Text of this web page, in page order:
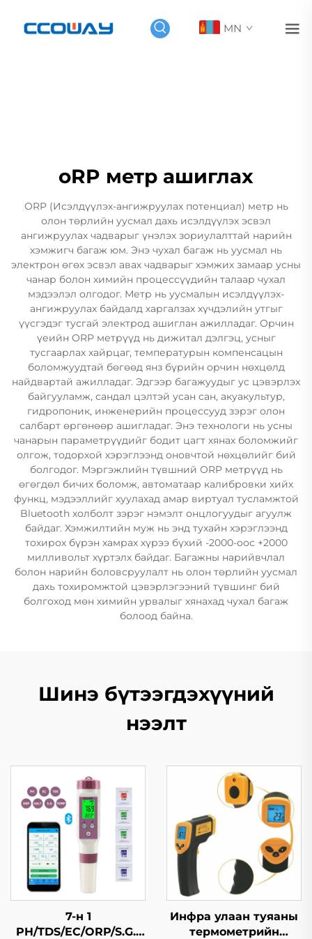
MN
oRP метр ашиглах
ORP (Исэлдүүлэх-ангижруулах потенциал) метр нь
олон төрлийн уусмал дахь исэлдүүлэх эсвэл
ангижруулах чадварыг үнэлэх зориулалттай нарийн
хэмжигч багаж юм. Энэ чухал багаж нь уусмал нь
электрон өгөх эсвэл авах чадварыг хэмжих замаар усны
чанар болон химийн процессүүдийн талаар чухал
мэдээлэл олгодог. Метр нь уусмалын исэлдүүлэх-
ангижруулах байдалд харгалзах хүчдэлийн утгыг
үүсгэдэг тусгай электрод ашиглан ажилладаг. Орчин
үеийн ORP метрүүд нь дижитал дэлгэц, усныг
тусгаарлах хайрцаг, температурын компенсацын
боломжуудтай бөгөөд янз бүрийн орчин нөхцөлд
найдвартай ажилладаг. Эдгээр багажуудыг ус цэвэрлэх
байгууламж, сандал цэлтэй усан сан, акуакультур,
гидропоник, инженерийн процессууд зэрэг олон
салбарт өргөнөөр ашигладаг. Энэ технологи нь усны
чанарын параметрүүдийг бодит цагт хянах боломжийг
олгож, тодорхой хэрэглээнд оновчтой нөхцөлийг бий
болгодог. Мэргэжлийн түвшний ORP метрүүд нь
өгөгдөл бичих боломж, автоматаар калибровки хийх
функц, мэдээллийг хуулахад амар виртуал тусламжтой
Bluetooth холболт зэрэг нэмэлт онцлогуудыг агуулж
байдаг. Хэмжилтийн муж нь энд тухайн хэрэглээнд
тохирох бүрэн хамрах хүрээ бүхий -2000-оос +2000
милливольт хүртэлх байдаг. Багажны нарийвчлал
болон нарийн боловсруулалт нь олон төрлийн уусмал
дахь тохиромжтой цэвэрлэгээний түвшинг бий
болгоход мөн химийн урвалыг хянахад чухал багаж
болоод байна.
Шинэ бүтээгдэхүүний
нээлт
7-н 1
PH/TDS/EC/ORP/S.G./
Инфра улаан туяаны
термометрийн